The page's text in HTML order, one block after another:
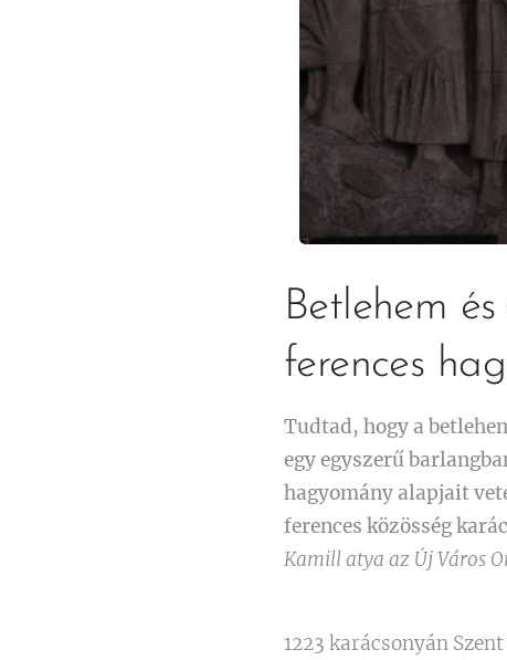
Betlehem
ferences
Tudtad, hogy a
egy egyszerű
hagyomány alapjait
ferences közösség
Kamill atya az Új Város
1223 karácsonyán